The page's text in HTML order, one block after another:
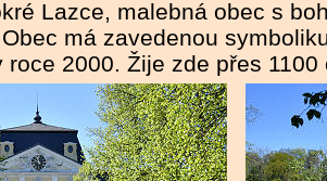
Lazce, malebná obec s
má zavedenou
roce 2000. Žije zde přes 1100